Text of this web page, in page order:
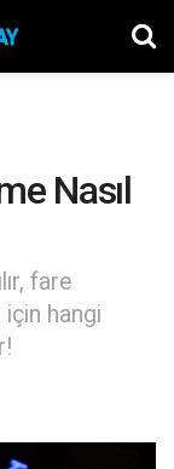
Nasıl
fare
hangi